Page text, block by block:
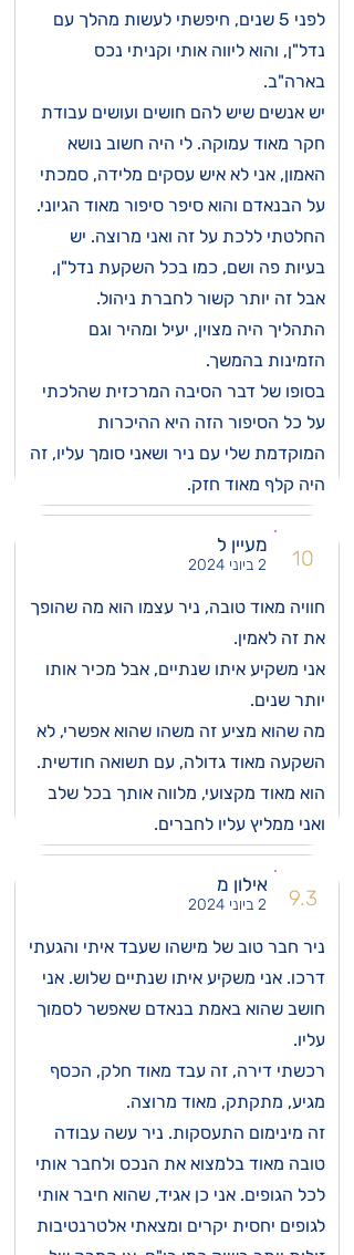
לפני 5 שנים, חיפשתי לעשות מהלך עם
נדל"ן, והוא ליווה אותי וקניתי נכס
בארה"ב.
יש אנשים שיש להם חושים ועושים עבודת
חקר מאוד עמוקה. לי היה חשוב נושא
האמון, אני לא איש עסקים מלידה, סמכתי
על הבנאדם והוא סיפר סיפור מאוד הגיוני.
החלטתי ללכת על זה ואני מרוצה. יש
בעיות פה ושם, כמו בכל השקעת נדל"ן,
אבל זה יותר קשור לחברת ניהול.
התהליך היה מצוין, יעיל ומהיר וגם
הזמינות בהמשך.
בסופו של דבר הסיבה המרכזית שהלכתי
על כל הסיפור הזה היא ההיכרות
המוקדמת שלי עם ניר ושאני סומך עליו, זה
היה קלף מאוד חזק.
2 ביוני 2024
מעיין ל
10
חוויה מאוד טובה, ניר עצמו הוא מה שהופך
את זה לאמין.
אני משקיע איתו שנתיים, אבל מכיר אותו
יותר שנים.
מה שהוא מציע זה משהו שהוא אפשרי, לא
השקעה מאוד גדולה, עם תשואה חודשית.
הוא מאוד מקצועי, מלווה אותך בכל שלב
ואני ממליץ עליו לחברים.
2 ביוני 2024
אילון מ
9.3
ניר חבר טוב של מישהו שעבד איתי והגעתי
דרכו. אני משקיע איתו שנתיים שלוש. אני
חושב שהוא באמת בנאדם שאפשר לסמוך
עליו.
רכשתי דירה, זה עבד מאוד חלק, הכסף
מגיע, מתקתק, מאוד מרוצה.
זה מינימום התעסקות. ניר עשה עבודה
טובה מאוד בלמצוא את הנכס ולחבר אותי
לכל הגופים. אני כן אגיד, שהוא חיבר אותי
לגופים יחסית יקרים ומצאתי אלטרנטיבות